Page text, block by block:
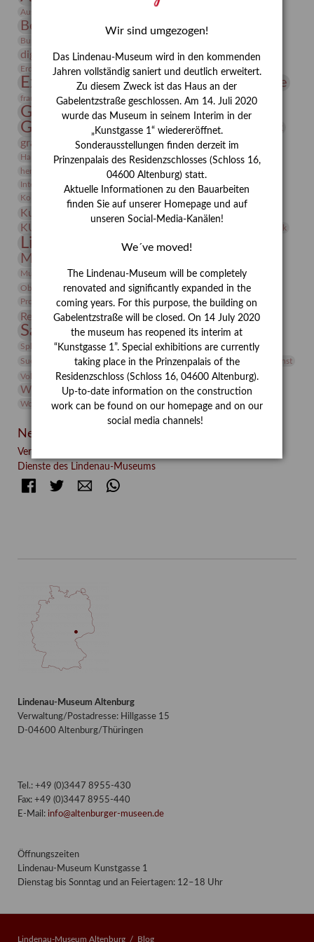
Ausstellung „Vier Winde“
Bernhard August von Lindenau
Burg Posterstein
digitallabor Entartete Kunst
Enteignung
Erdmann Julius Dietrich
Erlebnisportal estrusker Exlibris
Expressionismus Festrede Florenz Fotografie
frauen Frauen in der Antike und heute
Gerhard-Altenbourg-Preis
Gerhard Altenbourg
Gerhard Kurt Müller
grafische sammlung griechische Mythologie
Hanns-Conon von der Gabelentz Heinrich Kirchhoff Heldinnen
herman de vries Humboldt
Insekten
Integriertes Schädlingsmanagement
Jahresempfang
Kolosseum
Kunst
Kunstmuseum Kunstvermittlung Kunst von Kühl
KUNSTWAND Künstler Lehmbruck
Lindenau-Museum Marstall
Museumsgeschichte
Museumspädagogik Mäzen Napoleon Natur
Neue Remise
Objekt im Fokus
Paul Klee Peter Schnürpel Phelloplastik
Pohlhof
Provenienz
Provenienzforschung
Restaurierung Restitution Rudi Lesser Ruth Wolf-Rehfeld
Sammlung Samstagszeichner Skulptur
Sonderausstellung
Sphinx
studio Studio Bildende Kunst
studioDIGITAL
Suermondt-Ludwig-Museum
Vermittlung Video
Videokunst
Volontariat
Walter Rheiner Weihnachten Werefkin
Werkbetrachtung Winter Wissenschaft
Wolf and Dog
Wolf und Hund
Zirkuswoche
Neueste Beiträge
Verschenkt, verkauft, vergessen? – Kunstdetektivinnen im
Dienste des Lindenau-Museums
FacebookTwitter E-mail
Lindenau-Museum Altenburg
Verwaltung/Postadresse: Hillgasse 15
D-04600 Altenburg/Thüringen
Tel.: +49 (0)3447 8955-430
Fax: +49 (0)3447 8955-440
E-Mail: info@altenburger-museen.de
Öffnungszeiten
Lindenau-Museum Kunstgasse 1
Dienstag bis Sonntag und an Feiertagen: 12–18 Uhr
Lindenau-Museum Altenburg Blog
Wir sind umgezogen!
Das Lindenau-Museum wird in den kommenden
Jahren vollständig saniert und deutlich erweitert.
Zu diesem Zweck ist das Haus an der
Gabelentzstraße geschlossen. Am 14. Juli 2020
wurde das Museum in seinem Interim in der
„Kunstgasse 1“ wiedereröffnet.
Sonderausstellungen finden derzeit im
Prinzenpalais des Residenzschlosses (Schloss 16,
04600 Altenburg) statt.
Aktuelle Informationen zu den Bauarbeiten
finden Sie auf unserer Homepage und auf
unseren Social-Media-Kanälen!
We´ve moved!
The Lindenau-Museum will be completely
renovated and significantly expanded in the
coming years. For this purpose, the building on
Gabelentzstraße will be closed. On 14 July 2020
the museum has reopened its interim at
“Kunstgasse 1”. Special exhibitions are currently
taking place in the Prinzenpalais of the
Residenzschloss (Schloss 16, 04600 Altenburg).
Up-to-date information on the construction
work can be found on our homepage and on our
social media channels!